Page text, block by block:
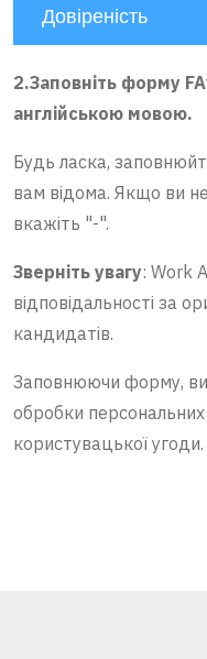
Довіреність
2.Заповніть форму
англійською мовою.
Будь ласка,
вам відома. Якщо ви
вкажіть "-".
Зверніть увагу: Work
відповідальності за
кандидатів.
Заповнюючи форму, ви
обробки
користувацької угоди.